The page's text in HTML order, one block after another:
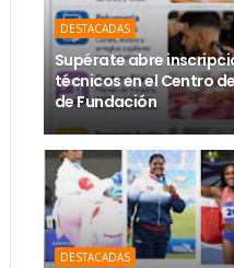
DESTACADAS
Supérate abre
técnicos en el Centro
de Fundación
DESTACADAS